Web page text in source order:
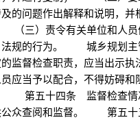
的问题作出解释和说明，并
三）责令有关单位和人员
法规的行为。 城乡规划主
监督检查职责，应当出示执
应当予以配合，不得妨碍和
第五十四条 监督检查情
公众查阅和监督。 第五